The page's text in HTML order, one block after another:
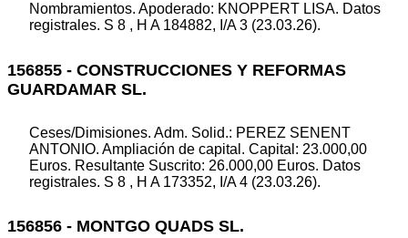
Nombramientos. Apoderado: KNOPPERT LISA. Datos
registrales. S 8 , H A 184882, I/A 3 (23.03.26).
156855 - CONSTRUCCIONES Y REFORMAS
GUARDAMAR SL.
Ceses/Dimisiones. Adm. Solid.: PEREZ SENENT
ANTONIO. Ampliación de capital. Capital: 23.000,00
Euros. Resultante Suscrito: 26.000,00 Euros. Datos
registrales. S 8 , H A 173352, I/A 4 (23.03.26).
156856 - MONTGO QUADS SL.